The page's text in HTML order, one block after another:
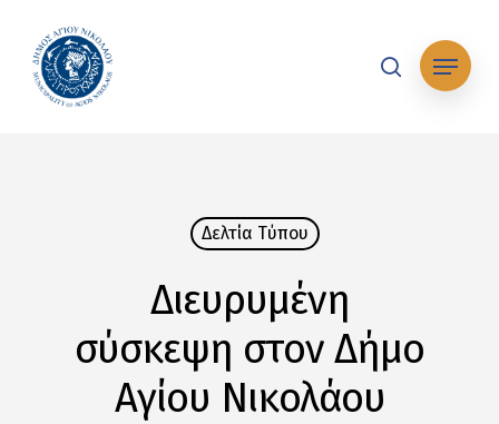
main
content
searchΜενού
Δελτία Tύπου
Διευρυμένη
σύσκεψη στον Δήμο
Αγίου Νικολάου